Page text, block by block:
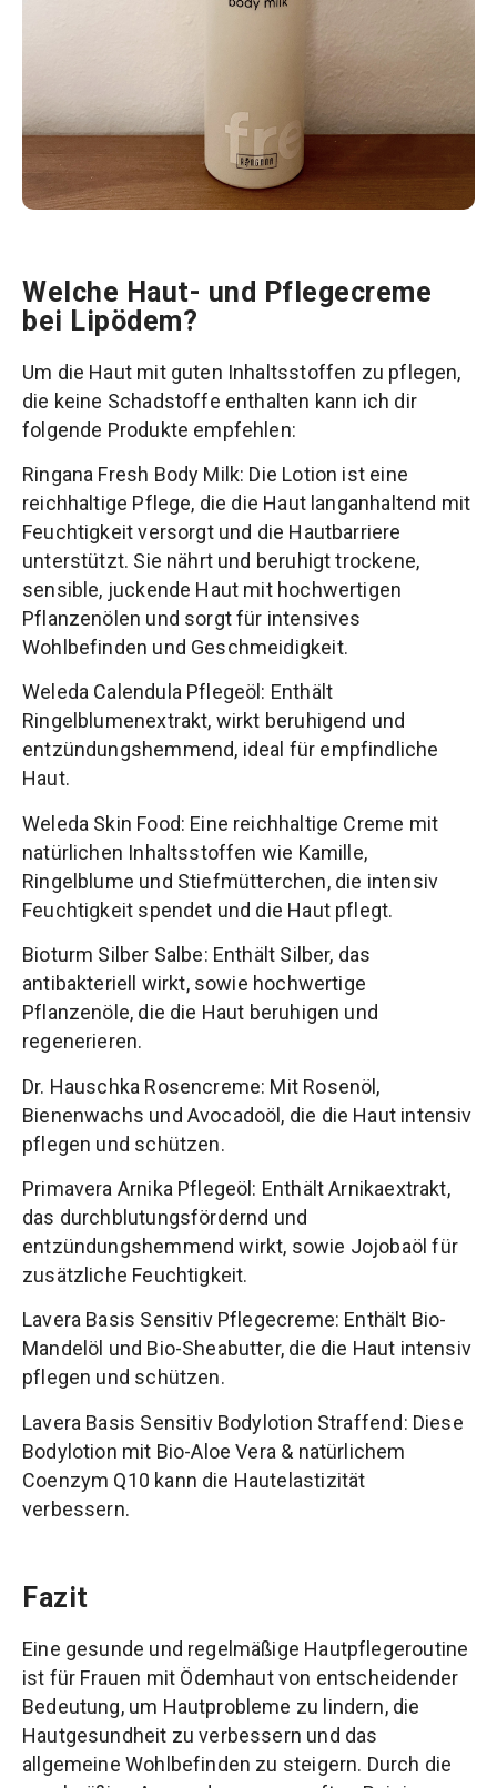
Welche Haut- und Pflegecreme
bei Lipödem?
Um die Haut mit guten Inhaltsstoffen zu pflegen,
die keine Schadstoffe enthalten kann ich dir
folgende Produkte empfehlen:
Ringana Fresh Body Milk: Die Lotion ist eine
reichhaltige Pflege, die die Haut langanhaltend mit
Feuchtigkeit versorgt und die Hautbarriere
unterstützt. Sie nährt und beruhigt trockene,
sensible, juckende Haut mit hochwertigen
Pflanzenölen und sorgt für intensives
Wohlbefinden und Geschmeidigkeit.
Weleda Calendula Pflegeöl: Enthält
Ringelblumenextrakt, wirkt beruhigend und
entzündungshemmend, ideal für empfindliche
Haut.
Weleda Skin Food: Eine reichhaltige Creme mit
natürlichen Inhaltsstoffen wie Kamille,
Ringelblume und Stiefmütterchen, die intensiv
Feuchtigkeit spendet und die Haut pflegt.
Bioturm Silber Salbe: Enthält Silber, das
antibakteriell wirkt, sowie hochwertige
Pflanzenöle, die die Haut beruhigen und
regenerieren.
Dr. Hauschka Rosencreme: Mit Rosenöl,
Bienenwachs und Avocadoöl, die die Haut intensiv
pflegen und schützen.
Primavera Arnika Pflegeöl: Enthält Arnikaextrakt,
das durchblutungsfördernd und
entzündungshemmend wirkt, sowie Jojobaöl für
zusätzliche Feuchtigkeit.
Lavera Basis Sensitiv Pflegecreme: Enthält Bio-
Mandelöl und Bio-Sheabutter, die die Haut intensiv
pflegen und schützen.
Lavera Basis Sensitiv Bodylotion Straffend: Diese
Bodylotion mit Bio-Aloe Vera & natürlichem
Coenzym Q10 kann die Hautelastizität
verbessern.
Fazit
Eine gesunde und regelmäßige Hautpflegeroutine
ist für Frauen mit Ödemhaut von entscheidender
Bedeutung, um Hautprobleme zu lindern, die
Hautgesundheit zu verbessern und das
allgemeine Wohlbefinden zu steigern. Durch die